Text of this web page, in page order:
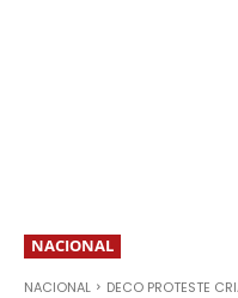
NACIONAL
NACIONAL
DECO PROTESTE